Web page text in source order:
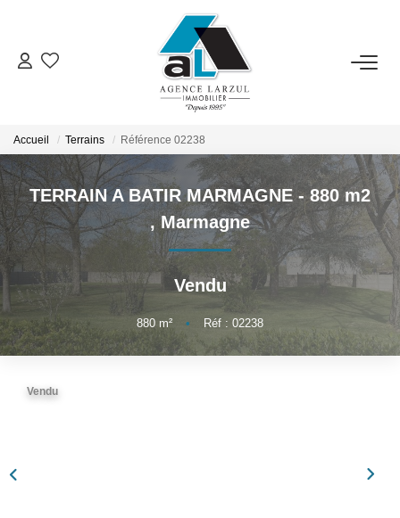
VENTES
LOCATIONS
GESTION
ESTIMATION
PROMOTION
NOTRE AGENCE
Accueil Terrains Référence 02238
TERRAIN A BATIR MARMAGNE - 880 m2
,Marmagne
Vendu
880 m² • Réf : 02238
Vendu